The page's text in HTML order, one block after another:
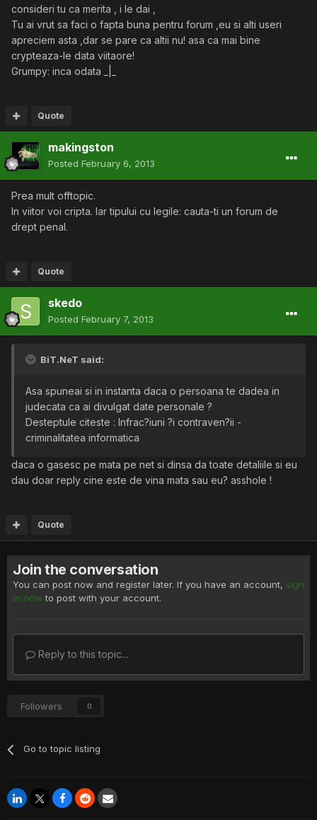
consideri tu ca merita , i le dai ,
Tu ai vrut sa faci o fapta buna pentru forum ,eu si alti useri
apreciem asta ,dar se pare ca altii nu! asa ca mai bine
crypteaza-le data viitaore!
Grumpy: inca odata _|_
Quote
makingston
Posted February 6, 2013
Prea mult offtopic.
In viitor voi cripta. Iar tipului cu legile: cauta-ti un forum de
drept penal.
Quote
skedo
Posted February 7, 2013
BiT.NeT said:
Asa spuneai si in instanta daca o persoana te dadea in
judecata ca ai divulgat date personale ?
Desteptule citeste : Infrac?iuni ?i contraven?ii -
criminalitatea informatica
daca o gasesc pe mata pe net si dinsa da toate detaliile si eu
dau doar reply cine este de vina mata sau eu? asshole !
Quote
Join the conversation
You can post now and register later. If you have an account, sign
in now to post with your account.
Reply to this topic...
Followers 0
Go to topic listing